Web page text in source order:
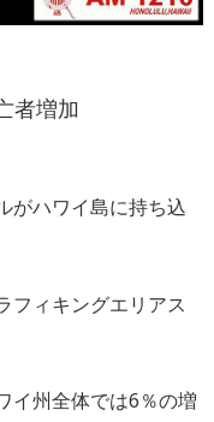
者増加
がハワイ島に持ち込
ィキングエリアス
イ州全体では6％の増